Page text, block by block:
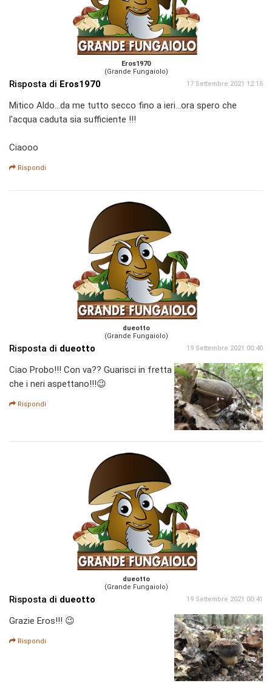
Eros1970
(Grande Fungaiolo)
Risposta di Eros1970 17 Settembre 2021 12:15
Mitico Aldo...da me tutto secco fino a ieri...ora spero che
l'acqua caduta sia sufficiente !!!
Ciaooo
Rispondi
dueotto
(Grande Fungaiolo)
Risposta di dueotto 19 Settembre 2021 00:40
Ciao Probo!!! Con va?? Guarisci in fretta
che i neri aspettano!!!😉
Rispondi
dueotto
(Grande Fungaiolo)
Risposta di dueotto 19 Settembre 2021 00:41
Grazie Eros!!! 😉
Rispondi